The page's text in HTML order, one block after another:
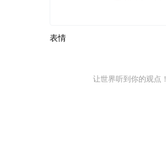
表情
让世界听到你的观点！